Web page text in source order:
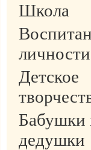
Школа
личности
Детское
Бабушки
дедушки